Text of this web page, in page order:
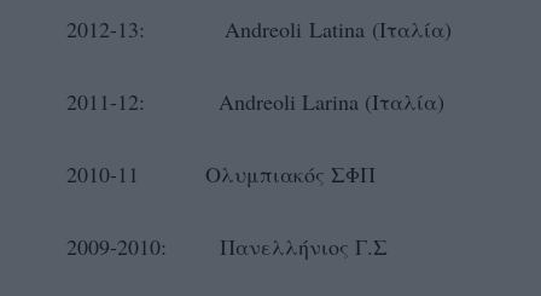
2012-13: Αndreoli Latina (Iταλία)
2011-12: Andreoli Larina (Iταλία)
2010-11 Ολυμπιακός ΣΦΠ
2009-2010: Πανελλήνιος Γ.Σ